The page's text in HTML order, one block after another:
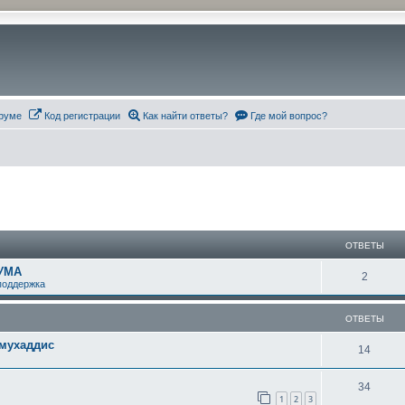
Код регистрации Как найти ответы? Где мой вопрос?
ОТВЕТЫ
2О
т
в
е
т
ы
ОТВЕТЫ
14О
т
1 2 3
34О